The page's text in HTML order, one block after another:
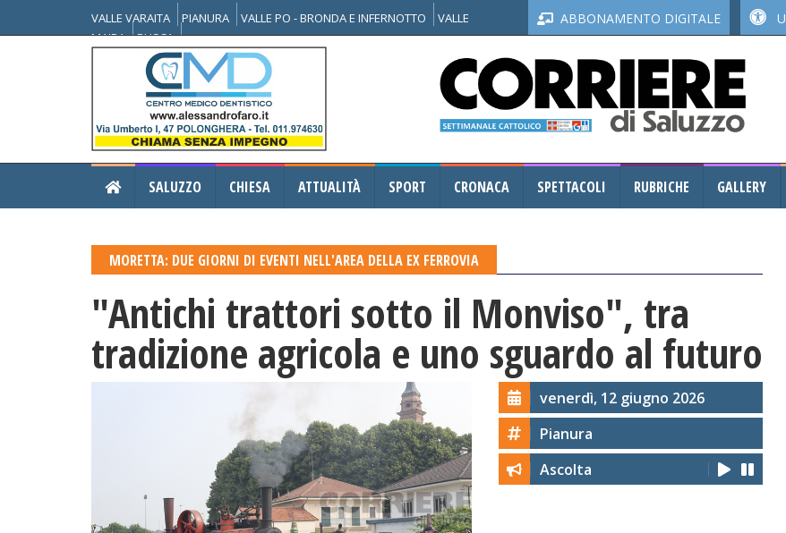
VALLE VARAITA PIANURA VALLE PO - BRONDA E INFERNOTTO
VALLE
MAIRA
BUSCA
ABBONAMENTO DIGITALE
SALUZZO CHIESA ATTUALITÀ SPORT CRONACA SPETTACOLI RUBRICHE GALLERY
MORETTA: DUE GIORNI DI EVENTI NELL'AREA DELLA EX FERROVIA
"Antichi trattori sotto il Monviso", tra
tradizione agricola e uno sguardo al futuro
venerdì, 12 giugno 2026
Pianura
Ascolta